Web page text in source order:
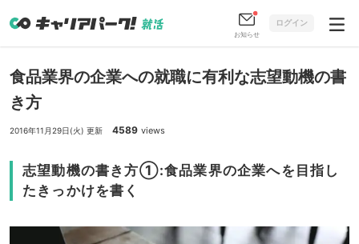
お知らせ
ログイン
食品業界の企業への就職に有利な志望動機の書
き方
2016年11月29日(火) 更新 4589 views
志望動機の書き方①:食品業界の企業へを目指し
たきっかけを書く